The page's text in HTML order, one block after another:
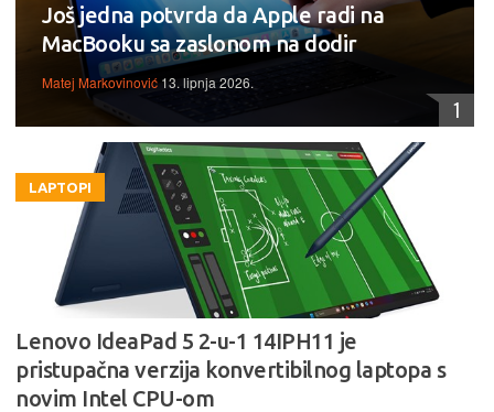
Još jedna potvrda da Apple radi na
MacBooku sa zaslonom na dodir
Matej Markovinović 13. lipnja 2026.
1
LAPTOPI
Lenovo IdeaPad 5 2-u-1 14IPH11 je
pristupačna verzija konvertibilnog laptopa s
novim Intel CPU-om